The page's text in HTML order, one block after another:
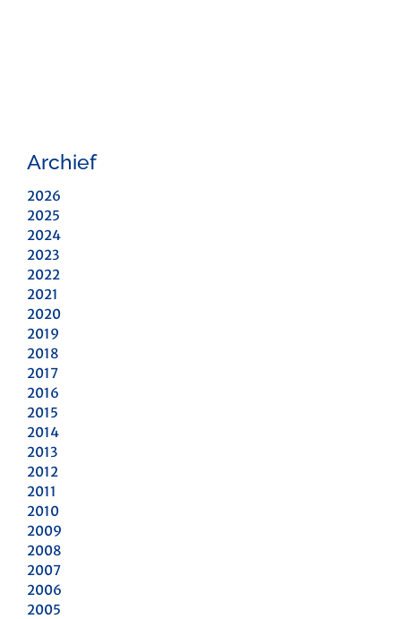
Archief
2026
2025
2024
2023
2022
2021
2020
2019
2018
2017
2016
2015
2014
2013
2012
2011
2010
2009
2008
2007
2006
2005